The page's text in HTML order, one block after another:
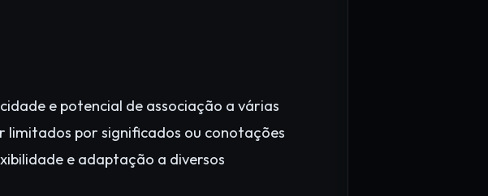
e potencial de associação a várias
limitados por significados ou conotações
e adaptação a diversos